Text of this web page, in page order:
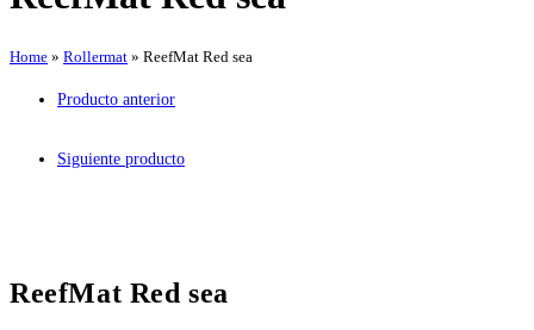
Home » Rollermat » ReefMat Red sea
Producto anterior
Siguiente producto
ReefMat Red sea